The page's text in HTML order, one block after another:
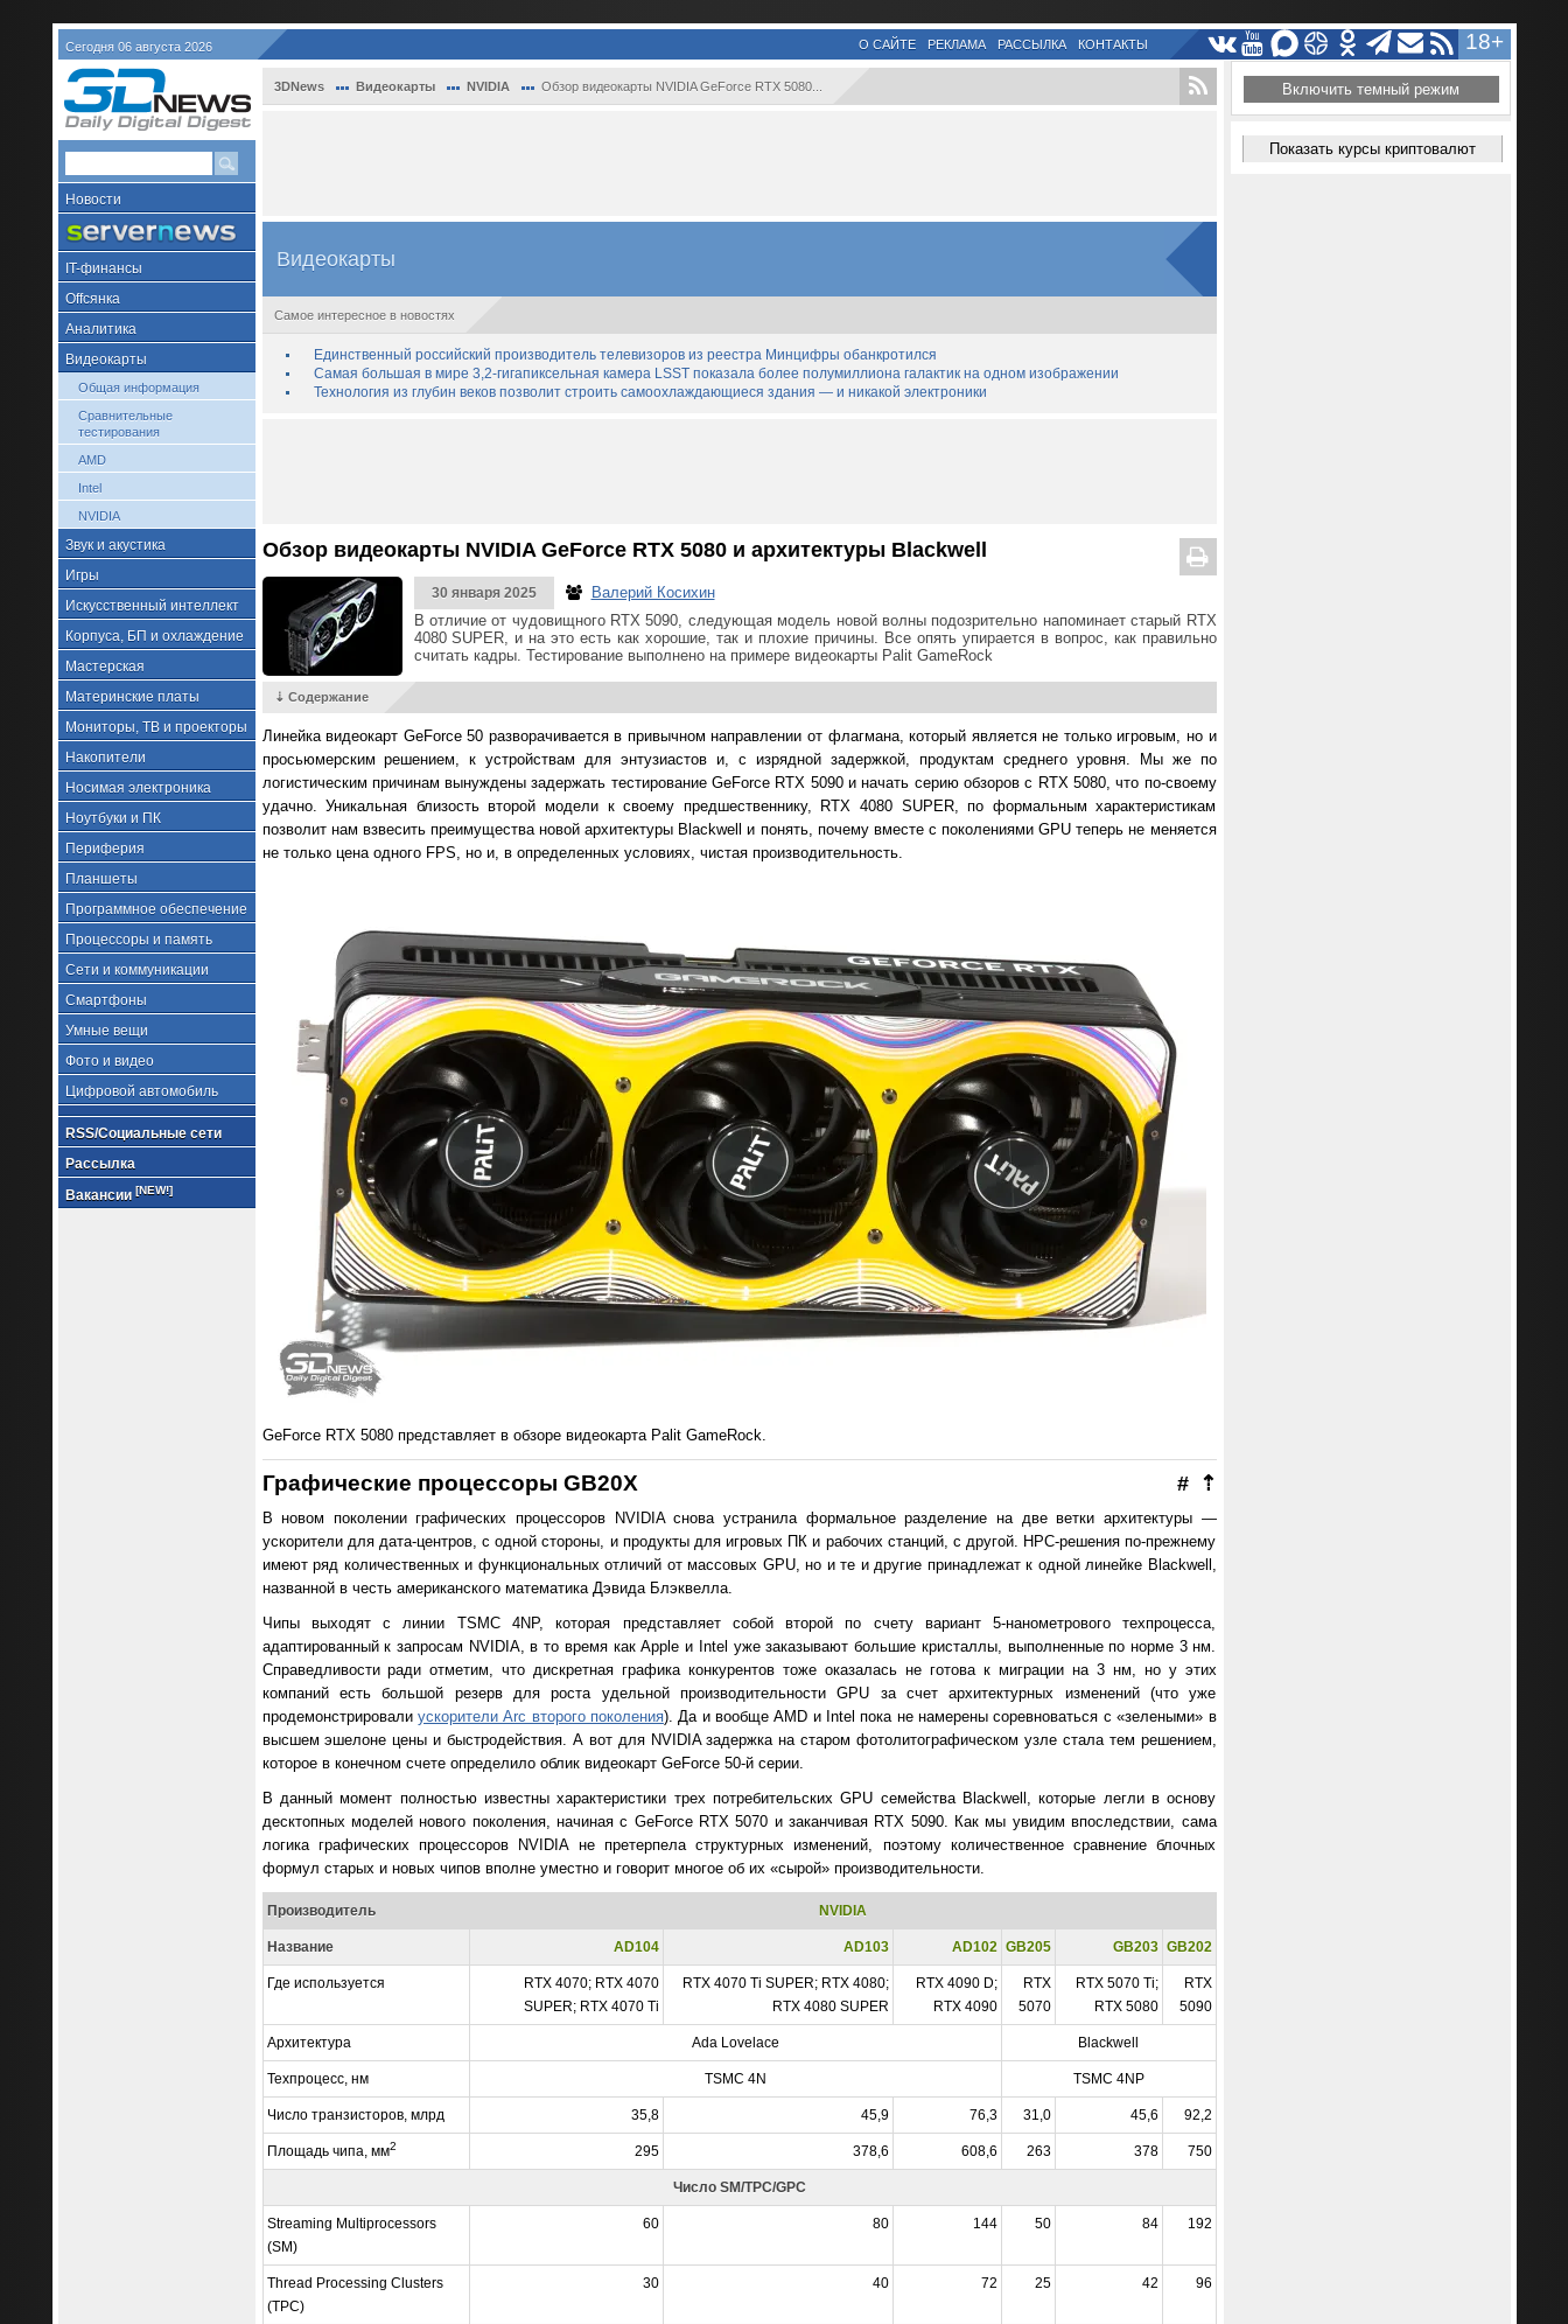
Сегодня 06 августа 2026 18+
О САЙТЕ РЕКЛАМА РАССЫЛКА КОНТАКТЫ
Новости
IT-финансы
Offсянка
Аналитика
Видеокарты
Общая информация
Сравнительные
тестирования
AMD
Intel
NVIDIA
Звук и акустика
Игры
Искусственный интеллект
Корпуса, БП и охлаждение
Мастерская
Материнские платы
Мониторы, ТВ и проекторы
Накопители
Носимая электроника
Ноутбуки и ПК
Периферия
Планшеты
Программное обеспечение
Процессоры и память
Сети и коммуникации
Смартфоны
Умные вещи
Фото и видео
Цифровой автомобиль
RSS/Социальные сети
Рассылка
Вакансии [NEW!]
3DNews Видеокарты NVIDIA Обзор видеокарты NVIDIA GeForce RTX 5080...
Видеокарты
Самое интересное в новостях
Единственный российский производитель телевизоров из реестра Минцифры обанкротился
Самая большая в мире 3,2-гигапиксельная камера LSST показала более полумиллиона галактик на одном изображении
Технология из глубин веков позволит строить самоохлаждающиеся здания — и никакой электроники
Обзор видеокарты NVIDIA GeForce RTX 5080 и архитектуры Blackwell
30 января 2025
Валерий Косихин
В отличие от чудовищного RTX 5090, следующая модель новой волны подозрительно напоминает старый RTX
4080 SUPER, и на это есть как хорошие, так и плохие причины. Все опять упирается в вопрос, как правильно
считать кадры. Тестирование выполнено на примере видеокарты Palit GameRock
⇣ Содержание
Линейка видеокарт GeForce 50 разворачивается в привычном направлении от флагмана, который является не только игровым, но и
просьюмерским решением, к устройствам для энтузиастов и, с изрядной задержкой, продуктам среднего уровня. Мы же по
логистическим причинам вынуждены задержать тестирование GeForce RTX 5090 и начать серию обзоров с RTX 5080, что по-своему
удачно. Уникальная близость второй модели к своему предшественнику, RTX 4080 SUPER, по формальным характеристикам
позволит нам взвесить преимущества новой архитектуры Blackwell и понять, почему вместе с поколениями GPU теперь не меняется
не только цена одного FPS, но и, в определенных условиях, чистая производительность.
GeForce RTX 5080 представляет в обзоре видеокарта Palit GameRock.
⇡
#
Графические процессоры GB20X
В новом поколении графических процессоров NVIDIA снова устранила формальное разделение на две ветки архитектуры —
ускорители для дата-центров, с одной стороны, и продукты для игровых ПК и рабочих станций, с другой. HPC-решения по-прежнему
имеют ряд количественных и функциональных отличий от массовых GPU, но и те и другие принадлежат к одной линейке Blackwell,
названной в честь американского математика Дэвида Блэквелла.
Чипы выходят с линии TSMC 4NP, которая представляет собой второй по счету вариант 5-нанометрового техпроцесса,
адаптированный к запросам NVIDIA, в то время как Apple и Intel уже заказывают большие кристаллы, выполненные по норме 3 нм.
Справедливости ради отметим, что дискретная графика конкурентов тоже оказалась не готова к миграции на 3 нм, но у этих
компаний есть большой резерв для роста удельной производительности GPU за счет архитектурных изменений (что уже
продемонстрировали ускорители Arc второго поколения). Да и вообще AMD и Intel пока не намерены соревноваться с «зелеными» в
высшем эшелоне цены и быстродействия. А вот для NVIDIA задержка на старом фотолитографическом узле стала тем решением,
которое в конечном счете определило облик видеокарт GeForce 50-й серии.
В данный момент полностью известны характеристики трех потребительских GPU семейства Blackwell, которые легли в основу
десктопных моделей нового поколения, начиная с GeForce RTX 5070 и заканчивая RTX 5090. Как мы увидим впоследствии, сама
логика графических процессоров NVIDIA не претерпела структурных изменений, поэтому количественное сравнение блочных
формул старых и новых чипов вполне уместно и говорит многое об их «сырой» производительности.
Производитель NVIDIA
Название AD104 AD103 AD102 GB205 GB203 GB202
Где используется
RTX 4070; RTX 4070
SUPER; RTX 4070 Ti
RTX 4070 Ti SUPER; RTX 4080;
RTX 4080 SUPER
RTX 4090 D;
RTX 4090
RTX
5070
RTX 5070 Ti;
RTX 5080
RTX
5090
Архитектура Ada Lovelace Blackwell
Техпроцесс, нм TSMC 4N TSMC 4NP
Число транзисторов, млрд 35,8 45,9 76,3 31,0 45,6 92,2
Площадь чипа, мм2 295 378,6 608,6 263 378 750
Число SM/TPC/GPC
Streaming Multiprocessors
(SM)
60 80 144 50 84 192
Thread Processing Clusters
(TPC)
30 40 72 25 42 96
Включить темный режим
Показать курсы криптовалют